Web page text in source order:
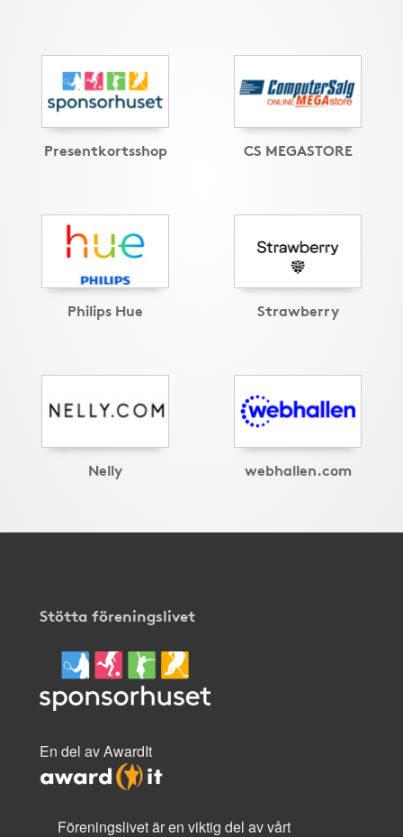
Presentkortsshop CS MEGASTORE
Philips Hue Strawberry
Nelly webhallen.com
Stötta föreningslivet
En del av AwardIt
Föreningslivet är en viktig del av vårt